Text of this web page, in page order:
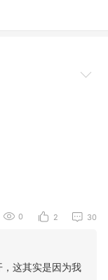
30
2
0
这其实是因为我